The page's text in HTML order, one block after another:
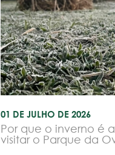
01 DE JULHO DE 2026
Por que o inverno é
visitar o Parque da